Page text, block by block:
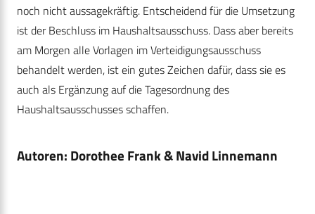
noch nicht aussagekräftig. Entscheidend für die Umsetzung
ist der Beschluss im Haushaltsausschuss. Dass aber bereits
am Morgen alle Vorlagen im Verteidigungsausschuss
behandelt werden, ist ein gutes Zeichen dafür, dass sie es
auch als Ergänzung auf die Tagesordnung des
Haushaltsausschusses schaffen.
Autoren: Dorothee Frank & Navid Linnemann